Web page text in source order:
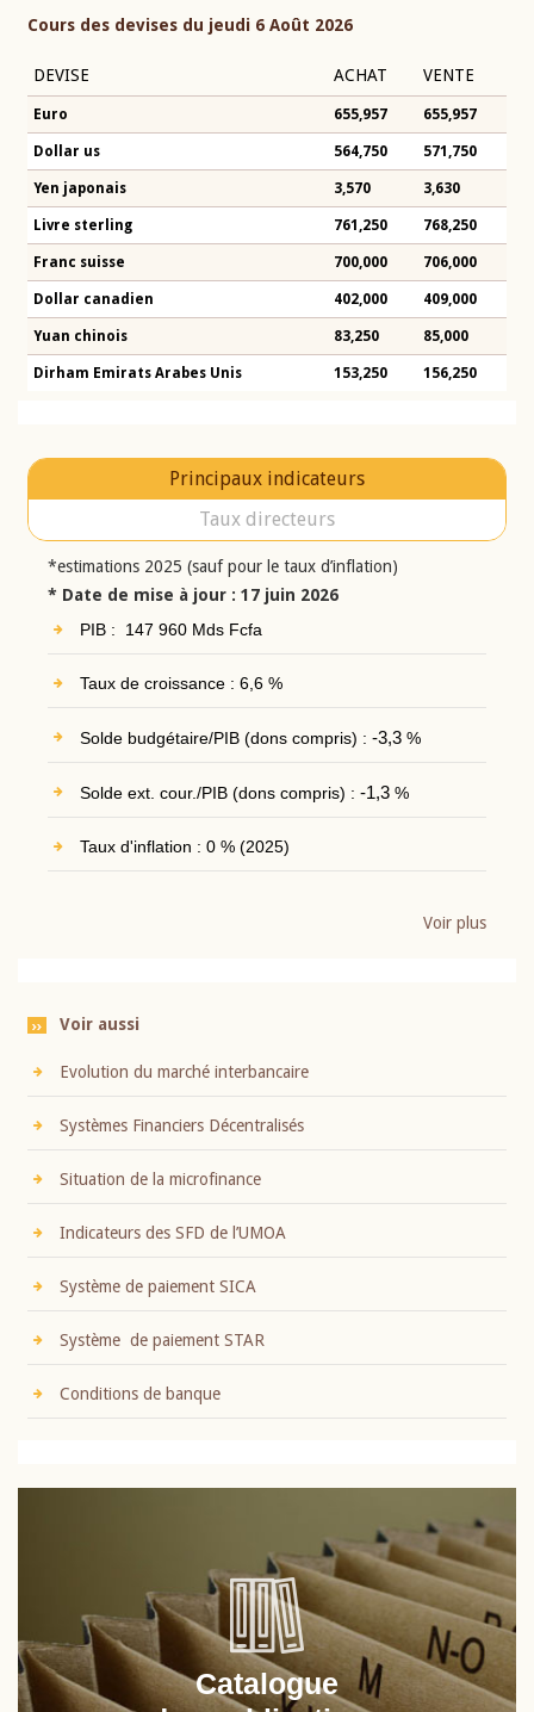
Cours des devises du jeudi 6 Août 2026
DEVISE ACHAT VENTE
Euro 655,957 655,957
Dollar us 564,750 571,750
Yen japonais 3,570 3,630
Livre sterling 761,250 768,250
Franc suisse 700,000 706,000
Dollar canadien 402,000 409,000
Yuan chinois 83,250 85,000
Dirham Emirats Arabes Unis 153,250 156,250
Principaux indicateurs
Taux directeurs
*estimations 2025 (sauf pour le taux d’inflation)
* Date de mise à jour : 17 juin 2026
PIB : 147 960 Mds Fcfa
Taux de croissance : 6,6 %
Solde budgétaire/PIB (dons compris) : -3,3%
Solde ext. cour./PIB (dons compris) : -1,3%
Taux d'inflation : 0 % (2025)
Voir plus
Voir aussi
Evolution du marché interbancaire
Systèmes Financiers Décentralisés
Situation de la microfinance
Indicateurs des SFD de l’UMOA
Système de paiement SICA
Système de paiement STAR
Conditions de banque
Catalogue